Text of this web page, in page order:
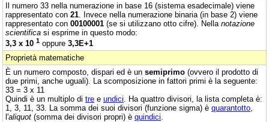
Il numero 33 nella numerazione in base 16 (sistema esadecimale) viene
rappresentato con 21 . Invece nella numerazione binaria (in base 2) viene
rappresentato con 00100001 (se si utilizzano otto cifre). Nella notazione
scientifica si esprime in questo modo:
3,3 x 10 1 oppure 3,3E+1
Proprietà matematiche
È un numero composto, dispari ed è un semiprimo (ovvero il prodotto di
due primi, anche uguali). La scomposizione in fattori primi è la seguente:
33 = 3 x 11
Quindi è un multiplo di tre e undici . Ha quattro divisori, la lista completa è:
1, 3, 11, 33. La somma dei suoi divisori (funzione sigma) è quarantotto
l'aliquot (somma dei divisori propri) è quindici